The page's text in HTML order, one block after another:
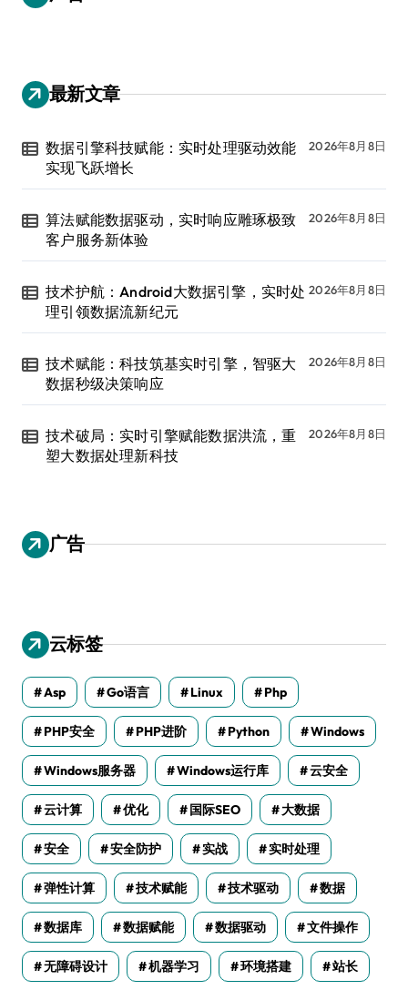
最新文章
数据引擎科技赋能：实时处理驱动效能
实现飞跃增长
2026年8月8日
算法赋能数据驱动，实时响应雕琢极致
客户服务新体验
2026年8月8日
技术护航：Android大数据引擎，实时处
理引领数据流新纪元
2026年8月8日
技术赋能：科技筑基实时引擎，智驱大
数据秒级决策响应
2026年8月8日
技术破局：实时引擎赋能数据洪流，重
塑大数据处理新科技
2026年8月8日
广告
云标签
Asp Go语言 Linux Php
PHP安全 PHP进阶 Python Windows
Windows服务器 Windows运行库 云安全
云计算 优化 国际SEO 大数据
安全 安全防护 实战 实时处理
弹性计算 技术赋能 技术驱动 数据
数据库 数据赋能 数据驱动 文件操作
无障碍设计 机器学习 环境搭建 站长